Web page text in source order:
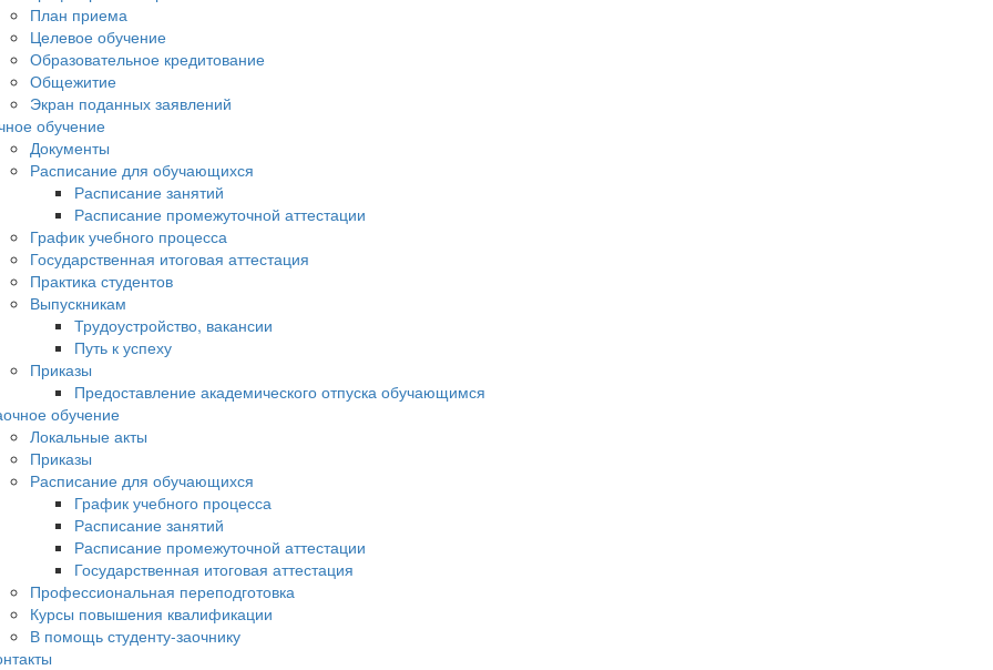
План приема
Целевое обучение
Образовательное кредитование
Общежитие
Экран поданных заявлений
обучение
Документы
Расписание для обучающихся
Расписание занятий
Расписание промежуточной аттестации
График учебного процесса
Государственная итоговая аттестация
Практика студентов
Выпускникам
Трудоустройство, вакансии
Путь к успеху
Приказы
Предоставление академического отпуска обучающимся
обучение
Локальные акты
Приказы
Расписание для обучающихся
График учебного процесса
Расписание занятий
Расписание промежуточной аттестации
Государственная итоговая аттестация
Профессиональная переподготовка
Курсы повышения квалификации
В помощь студенту-заочнику